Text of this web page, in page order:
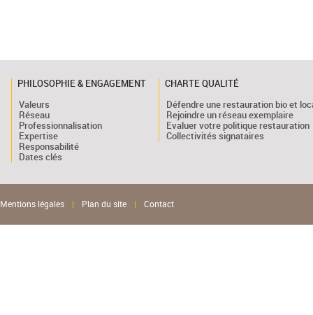
PHILOSOPHIE & ENGAGEMENT
Valeurs
Réseau
Professionnalisation
Expertise
Responsabilité
Dates clés
CHARTE QUALITÉ
Défendre une restauration bio et
Rejoindre un réseau exemplaire
Evaluer votre politique restauration
Collectivités signataires
Mentions légales | Plan du site | Contact